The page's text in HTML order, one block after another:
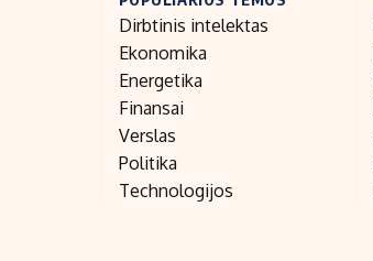
Dirbtinis intelektas
Ekonomika
Energetika
Finansai
Verslas
Politika
Technologijos